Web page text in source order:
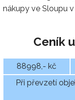
nákupy ve Sloupu
Ceník
88998,- kč
Při převzetí